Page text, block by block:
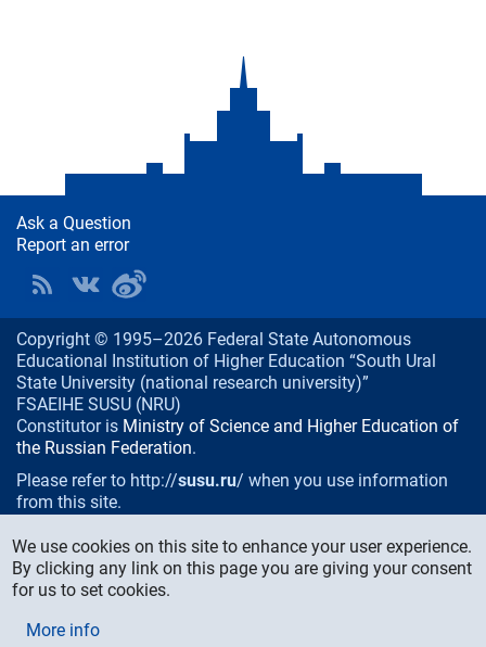
Ask a Question
Report an error
Copyright © 1995–2026 Federal State Autonomous
Educational Institution of Higher Education “South Ural
State University (national research university)”
FSAEIHE SUSU (NRU)
Constitutor is Ministry of Science and Higher Education of
the Russian Federation.
Please refer to http://susu.ru/ when you use information
from this site.
76, Lenin prospekt, Chelyabinsk, Russia, 454080
Phone/fax:+7 (351) 267-99-00
E-mail:info@susu.ru
press@susu.ru
We use cookies on this site to enhance your user experience.
By clicking any link on this page you are giving your consent
for us to set cookies.
More info